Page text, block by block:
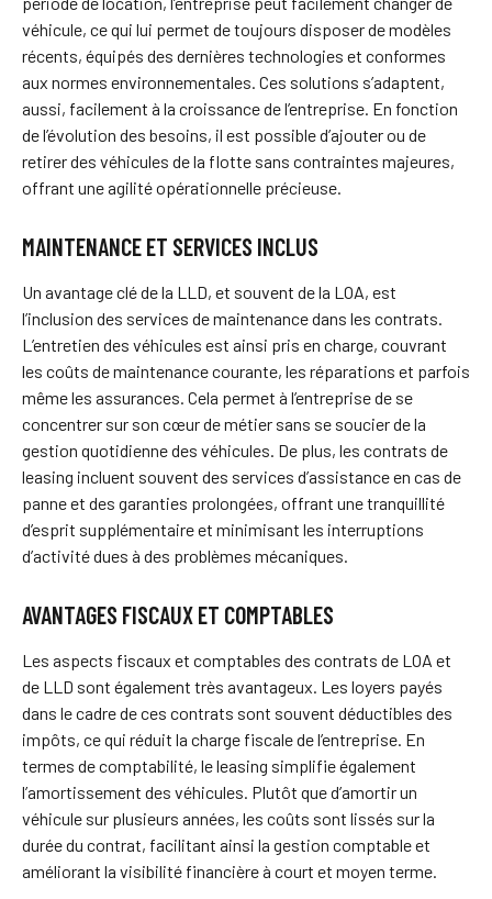
véhicule, ce qui lui permet de toujours disposer de modèles
récents, équipés des dernières technologies et conformes
aux normes environnementales. Ces solutions s’adaptent,
aussi, facilement à la croissance de l’entreprise. En fonction
de l’évolution des besoins, il est possible d’ajouter ou de
retirer des véhicules de la flotte sans contraintes majeures,
offrant une agilité opérationnelle précieuse.
MAINTENANCE ET SERVICES INCLUS
Un avantage clé de la LLD, et souvent de la LOA, est
l’inclusion des services de maintenance dans les contrats.
L’entretien des véhicules est ainsi pris en charge, couvrant
les coûts de maintenance courante, les réparations et parfois
même les assurances. Cela permet à l’entreprise de se
concentrer sur son cœur de métier sans se soucier de la
gestion quotidienne des véhicules. De plus, les contrats de
leasing incluent souvent des services d’assistance en cas de
panne et des garanties prolongées, offrant une tranquillité
d’esprit supplémentaire et minimisant les interruptions
d’activité dues à des problèmes mécaniques.
AVANTAGES FISCAUX ET COMPTABLES
Les aspects fiscaux et comptables des contrats de LOA et
de LLD sont également très avantageux. Les loyers payés
dans le cadre de ces contrats sont souvent déductibles des
impôts, ce qui réduit la charge fiscale de l’entreprise. En
termes de comptabilité, le leasing simplifie également
l’amortissement des véhicules. Plutôt que d’amortir un
véhicule sur plusieurs années, les coûts sont lissés sur la
durée du contrat, facilitant ainsi la gestion comptable et
améliorant la visibilité financière à court et moyen terme.